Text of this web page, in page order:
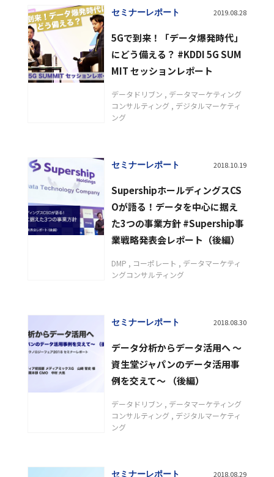
セミナーレポート 2019.08.28
5Gで到来！「データ爆発時代」
にどう備える？ #KDDI 5G SUM
MIT セッションレポート
データドリブン
データマーケティング
コンサルティング
デジタルマーケティ
ング
セミナーレポート 2018.10.19
SupershipホールディングスCS
Oが語る！データを中心に据え
た3つの事業方針 #Supership事
業戦略発表会レポート（後編）
DMP コーポレート
データマーケティ
ングコンサルティング
セミナーレポート 2018.08.30
データ分析からデータ活用へ ～
資生堂ジャパンのデータ活用事
例を交えて～ （後編）
データドリブン
データマーケティング
コンサルティング
デジタルマーケティ
ング
セミナーレポート 2018.08.29